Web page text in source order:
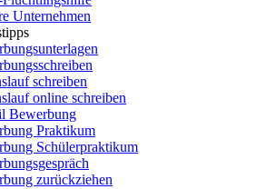
Unternehmen
schreiben
online schreiben
Bewerbung
Praktikum
Schülerpraktikum
zurückziehen